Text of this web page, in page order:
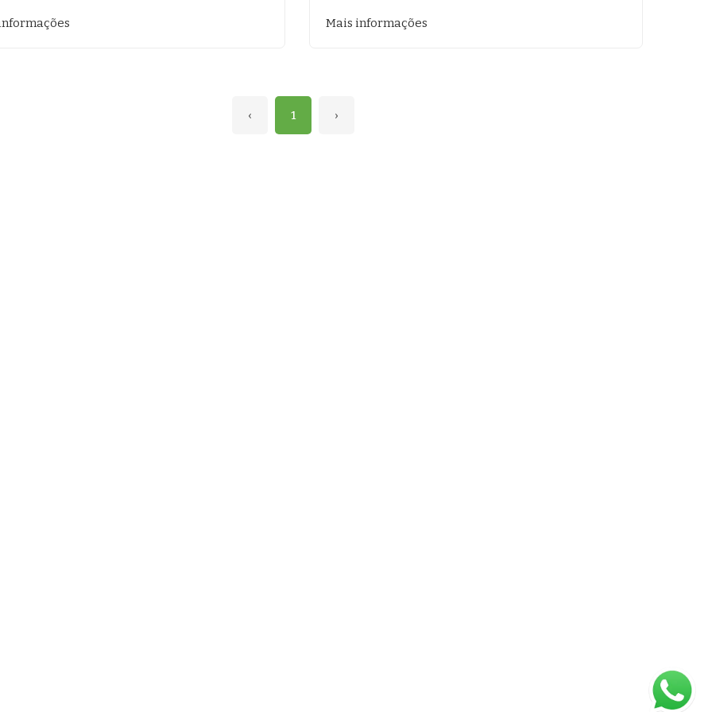
Mais informações
‹ 1 ›